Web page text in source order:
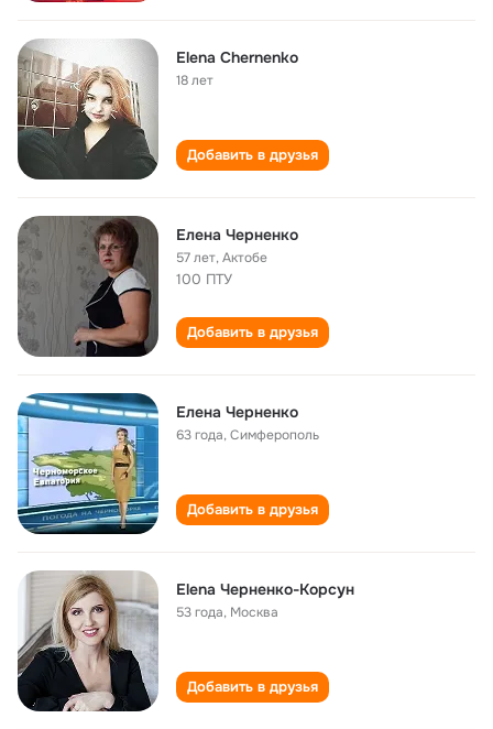
Elena Chernenko
18 лет
Добавить в друзья
Елена Черненко
57 лет,Актобе
100 ПТУ
Добавить в друзья
Елена Черненко
63 года,Симферополь
Добавить в друзья
Elena Черненко-Корсун
53 года, Москва
Добавить в друзья